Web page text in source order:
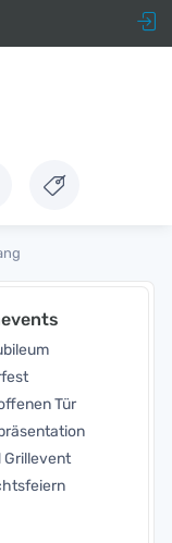
Tür
Grillevent